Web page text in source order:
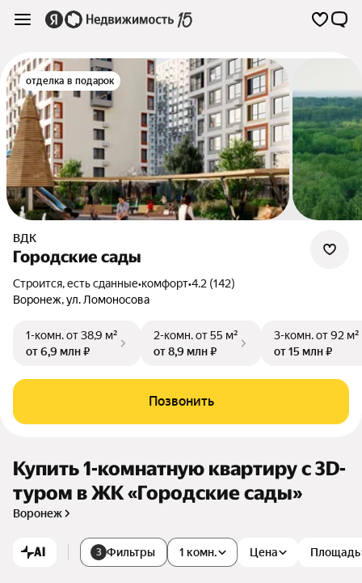
отделка в подарок
ВДК
Городские сады
Строится, есть сданные•комфорт•4.2 (142)
Воронеж,ул. Ломоносова
1-комн.от 38,9 м²
от 6,9 млн ₽
2-комн.от 55 м²
от 8,9 млн ₽
3-комн.от 92 м²
от 15 млн ₽
Позвонить
Купить 1-комнатную квартиру c 3D-
туром в ЖК «Городские сады»
Воронеж
AI 3 Фильтры 1 комн. Цена Площадь